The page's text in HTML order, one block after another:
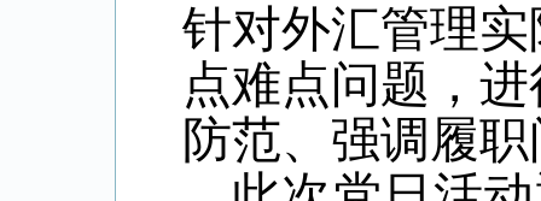
针对外汇管理
点难点问题，
防范、强调履